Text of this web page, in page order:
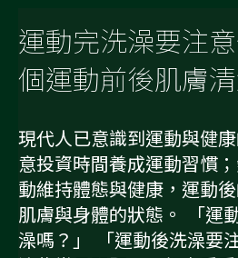
運動完洗澡要注
個運動前後肌膚
現代人已意識到運動與健
意投資時間養成運動習慣
動維持體態與健康，運動
肌膚與身體的狀態。 「運
澡嗎？」 「運動後洗澡要